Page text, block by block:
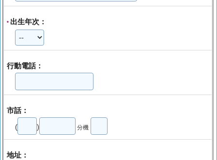
* 出生年次：
行動電話：
市話：
( ) 分機
地址：